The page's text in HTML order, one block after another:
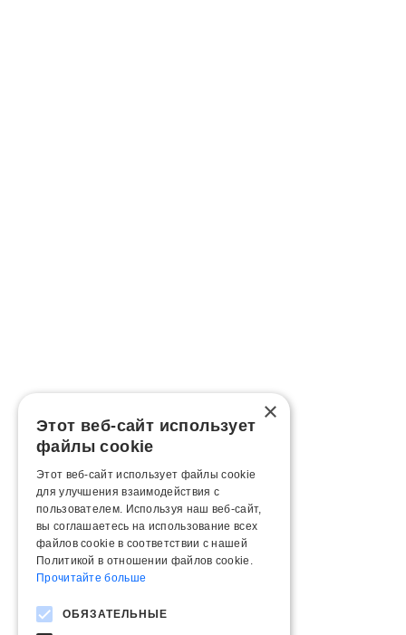
×
Этот веб-сайт использует
файлы cookie
Этот веб-сайт использует файлы cookie
для улучшения взаимодействия с
пользователем. Используя наш веб-сайт,
вы соглашаетесь на использование всех
файлов cookie в соответствии с нашей
Политикой в ​​отношении файлов cookie.
Прочитайте больше
ОБЯЗАТЕЛЬНЫЕ